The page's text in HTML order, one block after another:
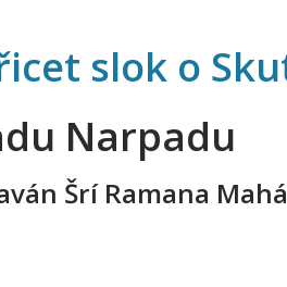
slok o
Narpadu
Šrí Ramana